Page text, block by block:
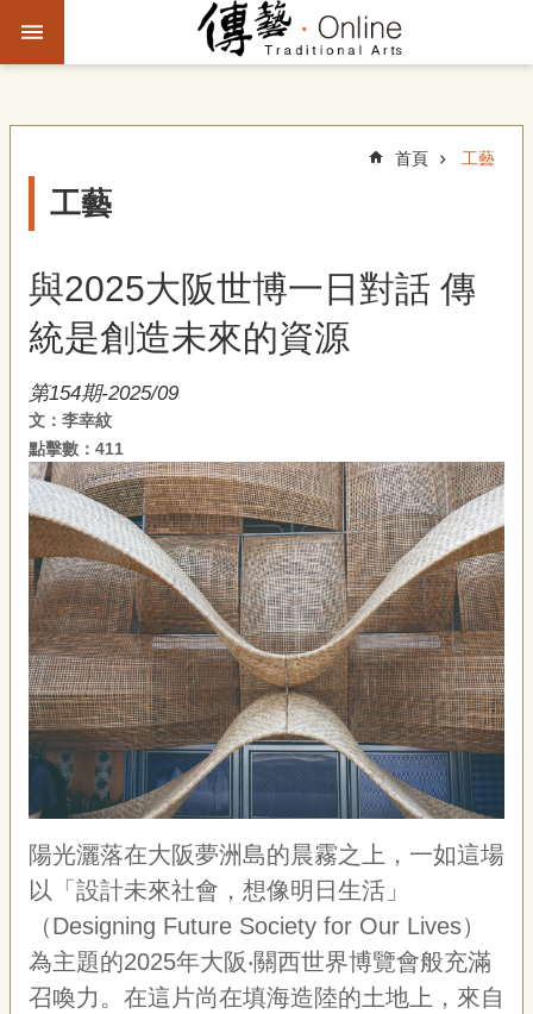
跳到主要內容區塊
尋
故
事
化
觀
察
傳
藝
P
e
o
p
e
傳
F
傳
家
族
首頁 工藝
工藝
與2025大阪世博一日對話 傳
統是創造未來的資源
第154期-2025/09
文：李幸紋
點擊數：411
陽光灑落在大阪夢洲島的晨霧之上，一如這場
以「設計未來社會，想像明日生活」
（Designing Future Society for Our Lives）
為主題的2025年大阪‧關西世界博覽會般充滿
召喚力。在這片尚在填海造陸的土地上，來自